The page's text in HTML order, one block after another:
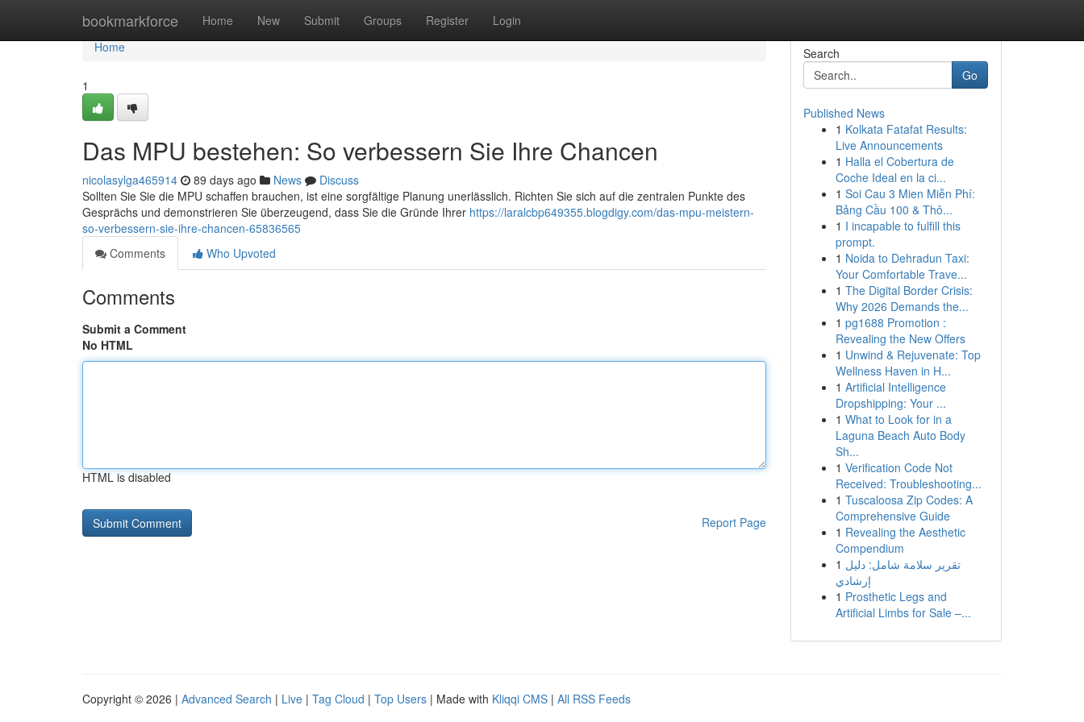
bookmarkforce Home New Submit Groups Register Login
Home
Home
1
Das MPU bestehen: So verbessern Sie Ihre Chancen
nicolasylga465914 89 days ago News
Discuss
Sollten Sie Sie die MPU schaffen brauchen, ist eine sorgfältige Planung unerlässlich. Richten Sie sich auf die zentralen Punkte des
Gesprächs und demonstrieren Sie überzeugend, dass Sie die Gründe Ihrer https://laralcbp649355.blogdigy.com/das-mpu-meistern-
so-verbessern-sie-ihre-chancen-65836565
Comments
Who Upvoted
Comments
Submit a Comment
No HTML
HTML is disabled
Report Page
Search
Go
Published News
1 Kolkata Fatafat Results:
Live Announcements
1 Halla el Cobertura de
Coche Ideal en la ci...
1 Soi Cau 3 Mien Miễn Phí:
Bảng Cầu 100 & Thô...
1 I incapable to fulfill this
prompt.
1 Noida to Dehradun Taxi:
Your Comfortable Trave...
1 The Digital Border Crisis:
Why 2026 Demands the...
1 pg1688 Promotion :
Revealing the New Offers
1 Unwind & Rejuvenate: Top
Wellness Haven in H...
1 Artificial Intelligence
Dropshipping: Your ...
1 What to Look for in a
Laguna Beach Auto Body
Sh...
1 Verification Code Not
Received: Troubleshooting...
1 Tuscaloosa Zip Codes: A
Comprehensive Guide
1 Revealing the Aesthetic
Compendium
1 تقرير سلامة شامل: دليل
إرشادي
1 Prosthetic Legs and
Artificial Limbs for Sale –...
Copyright © 2026 | Advanced Search | Live | Tag Cloud | Top Users | Made with Kliqqi CMS | All RSS Feeds